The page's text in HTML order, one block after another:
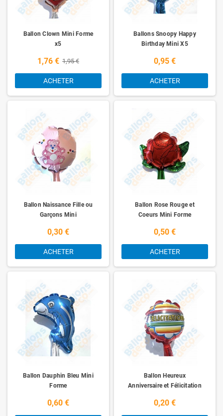
Ballon Clown Mini Forme
x5
1,76 € 1,95 €
ACHETER
Ballons Snoopy Happy
Birthday Mini X5
0,95 €
ACHETER
Ballon Naissance Fille ou
Garçons Mini
0,30 €
ACHETER
Ballon Rose Rouge et
Coeurs Mini Forme
0,50 €
ACHETER
Ballon Dauphin Bleu Mini
Forme
0,60 €
Ballon Heureux
Anniversaire et Félicitation
0,20 €